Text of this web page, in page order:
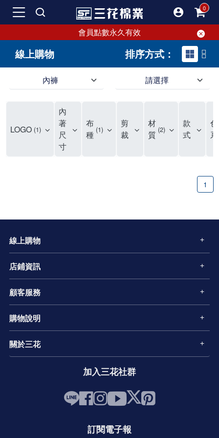
會員點數永久有效
線上購物 排序方式：
內褲 請選擇
LOGO 1
內
著
尺
寸
布
種 1
剪
裁
材
質 2
款
式
色
系
1
線上購物
店鋪資訊
顧客服務
購物說明
關於三花
加入三花社群
訂閱電子報